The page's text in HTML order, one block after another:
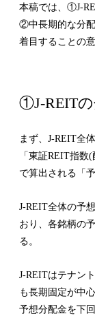
本稿では、①J-
②中長期的な分配
着目することの
①J-REIT
まず、J-REIT全
「東証REIT指数
で算出される「
J-REIT全体の予
おり、各銘柄の
る。
J-REITはテナン
も長期固定が中
予想分配金を下